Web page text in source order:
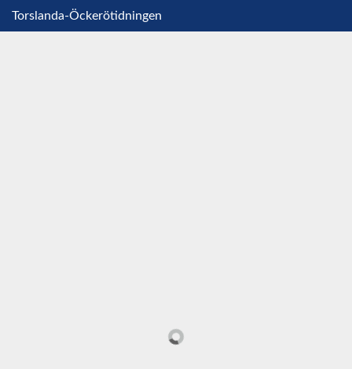
Torslanda-Öckerötidningen